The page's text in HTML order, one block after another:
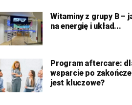
Witaminy z grupy B –
na energię i układ...
Program aftercare:
wsparcie po
jest kluczowe?